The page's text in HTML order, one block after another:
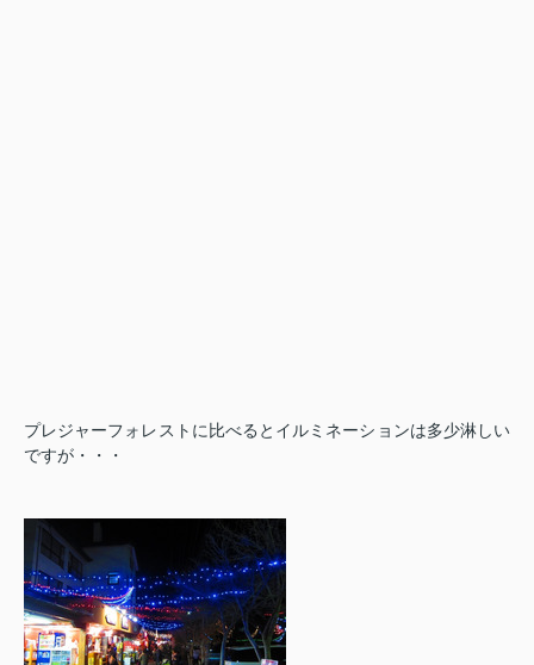
プレジャーフォレストに比べるとイルミネーションは多少淋しい
ですが・・・